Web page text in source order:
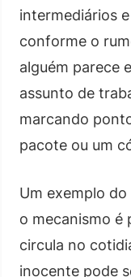
intermediários
conforme o
alguém parece
assunto de
marcando
pacote ou um
Um exemplo
o mecanismo é
circula no
inocente pode